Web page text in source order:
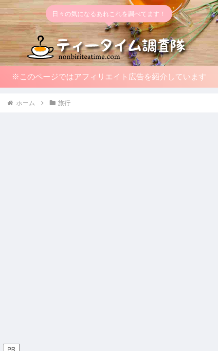
日々の気になるあれこれを調べてます！
※このページではアフィリエイト広告を紹介しています
ホーム 旅行
PR